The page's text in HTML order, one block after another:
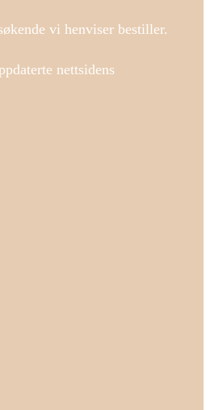
vi henviser bestiller.
nettsidens